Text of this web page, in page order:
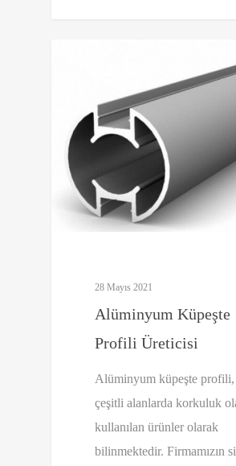
28 Mayıs 2021
Alüminyum Küpeşte
Profili Üreticisi
Alüminyum küpeşte profili,
çeşitli alanlarda korkuluk
kullanılan ürünler olarak
bilinmektedir. Firmamızın